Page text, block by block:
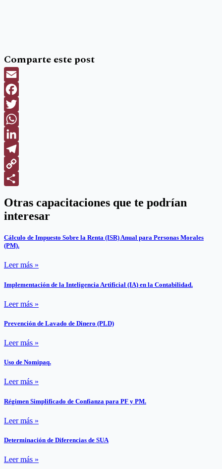
Comparte este post
Email
Facebook
Twitter
WhatsApp
LinkedIn
Telegram
Copy
Otras capacitaciones que te podrían
interesar
Cálculo de Impuesto Sobre la Renta (ISR) Anual para Personas Morales
(PM).
Leer más »
Implementación de la Inteligencia Artificial (IA) en la Contabilidad.
Leer más »
Prevención de Lavado de Dinero (PLD)
Leer más »
Uso de Nomipaq.
Leer más »
Régimen Simplificado de Confianza para PF y PM.
Leer más »
Determinación de Diferencias de SUA
Leer más »